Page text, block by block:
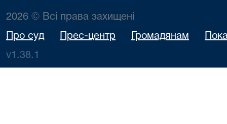
2026 © Всі права захищені
Про суд Прес-центр Громадянам
v1.38.1